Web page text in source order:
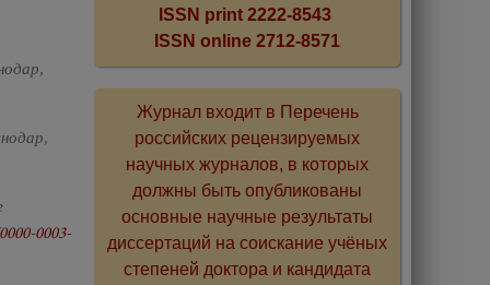
0003-
ISSN print 2222-8543
ISSN online 2712-8571
Журнал входит в Перечень
российских рецензируемых
научных журналов, в которых
должны быть опубликованы
основные научные результаты
диссертаций на соискание учёных
степеней доктора и кандидата